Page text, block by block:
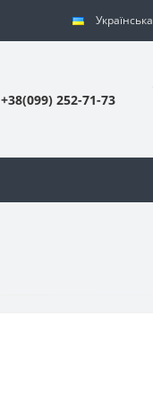
Українська
+38(099) 252-71-73